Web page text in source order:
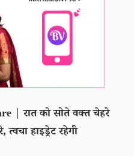
| रात को सोते वक्त चेहरे
हाइड्रेट रहेगी